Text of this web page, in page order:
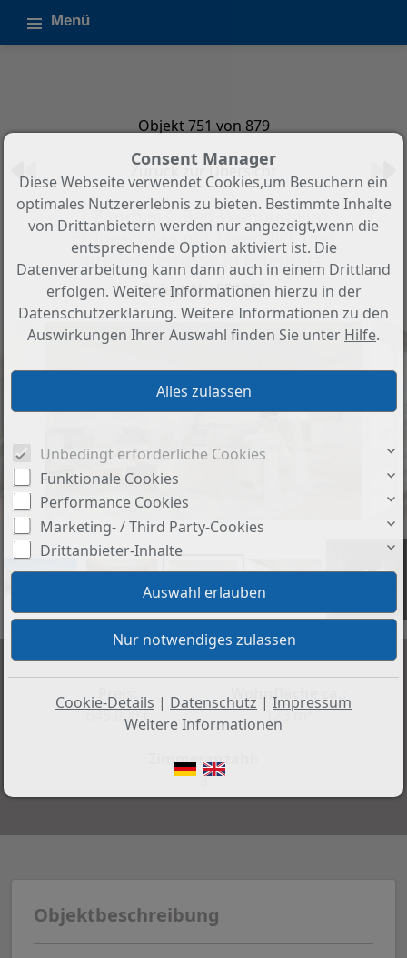
Menü
Objekt 751 von 879
Zurück zur Übersicht
2-Zimmer, 2-Bad Wohnung im
Erdgeschoss mit Meerblick und
großer Terrasse in Estepona
Objekt-Nr.: SP1065
+13
Preis:
645.000 €
Wohnfläche ca.:
123 m²
Zimmeranzahl:
3
Objektbeschreibung
Consent Manager
Diese Webseite verwendet Cookies,um Besuchern ein
optimales Nutzererlebnis zu bieten. Bestimmte Inhalte
von Drittanbietern werden nur angezeigt,wenn die
entsprechende Option aktiviert ist. Die
Datenverarbeitung kann dann auch in einem Drittland
erfolgen. Weitere Informationen hierzu in der
Datenschutzerklärung. Weitere Informationen zu den
Auswirkungen Ihrer Auswahl finden Sie unter Hilfe.
Unbedingt erforderliche Cookies
Funktionale Cookies
Performance Cookies
Marketing- / Third Party-Cookies
Drittanbieter-Inhalte
Cookie-Details | Datenschutz | Impressum
Weitere Informationen